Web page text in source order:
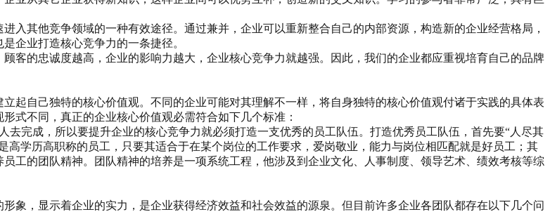
入其他竞争领域的一种有效途径。通过兼并，企业可以重新整合自己的内部资源，构造新的企业经营格局，
企业打造核心竞争力的一条捷径。
客的忠诚度越高，企业的影响力越大，企业核心竞争力就越强。因此，我们的企业都应重视培育自己的品牌
起自己独特的核心价值观。不同的企业可能对其理解不一样，将自身独特的核心价值观付诸于实践的具体表
式不同，真正的企业核心价值观必需符合如下几个标准：
完成，所以要提升企业的核心竞争力就必须打造一支优秀的员工队伍。打造优秀员工队伍，首先要“人尽其
学历高职称的员工，只要其适合于在某个岗位的工作要求，爱岗敬业，能力与岗位相匹配就是好员工；其
工的团队精神。团队精神的培养是一项系统工程，他涉及到企业文化、人事制度、领导艺术、绩效考核等综
象，显示着企业的实力，是企业获得经济效益和社会效益的源泉。但目前许多企业各团队都存在以下几个问